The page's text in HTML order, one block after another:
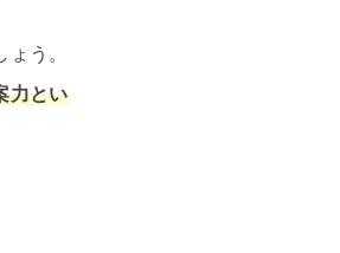
う。
力とい